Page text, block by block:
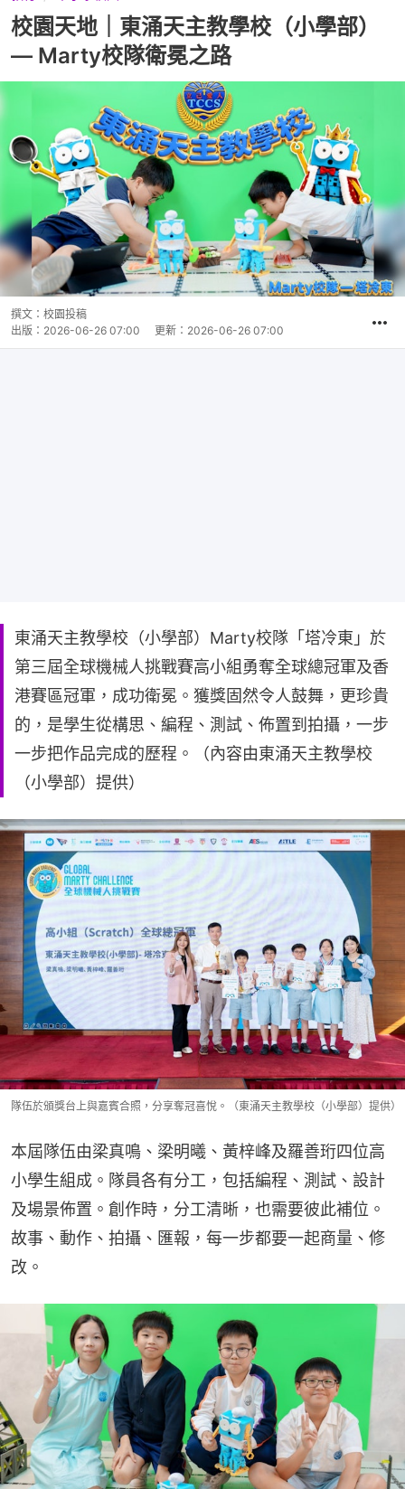
校園天地｜東涌天主教學校（小學部）
— Marty校隊衛冕之路
撰文： 校園投稿
出版： 2026-06-26 07:00 更新： 2026-06-26 07:00
東涌天主教學校（小學部）Marty校隊「塔冷東」於
第三屆全球機械人挑戰賽高小組勇奪全球總冠軍及香
港賽區冠軍，成功衛冕。獲獎固然令人鼓舞，更珍貴
的，是學生從構思、編程、測試、佈置到拍攝，一步
一步把作品完成的歷程。（內容由東涌天主教學校
（小學部）提供）
隊伍於頒獎台上與嘉賓合照，分享奪冠喜悅。（東涌天主教學校（小學部）提供）
本屆隊伍由梁真鳴、梁明曦、黃梓峰及羅善珩四位高
小學生組成。隊員各有分工，包括編程、測試、設計
及場景佈置。創作時，分工清晰，也需要彼此補位。
故事、動作、拍攝、匯報，每一步都要一起商量、修
改。